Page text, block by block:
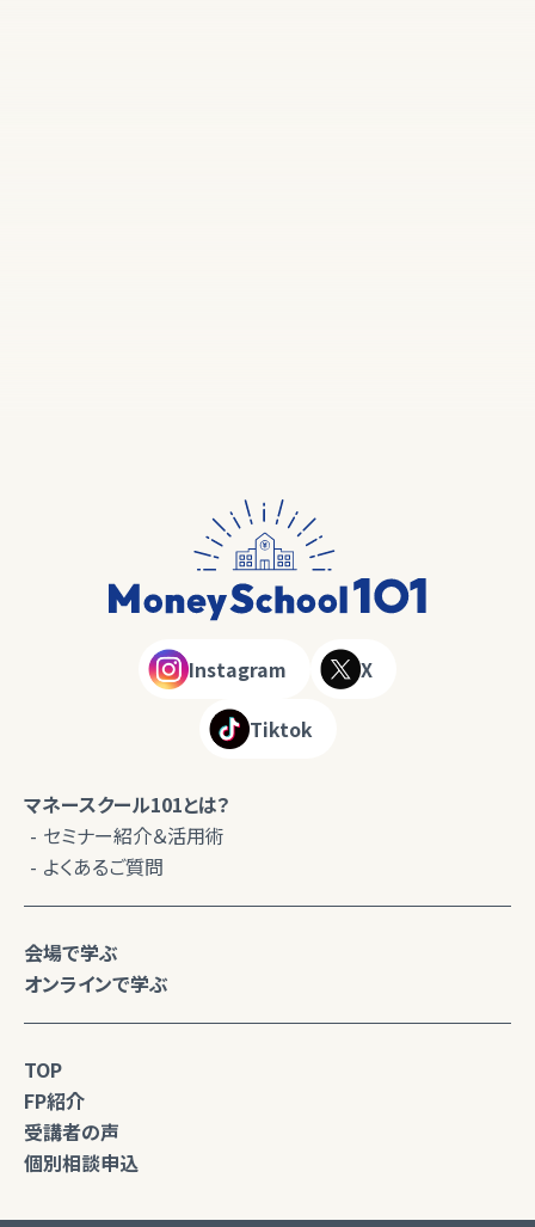
Instagram X
Tiktok
マネースクール101とは？
セミナー紹介＆活用術
よくあるご質問
会場で学ぶ
オンラインで学ぶ
TOP
FP紹介
受講者の声
個別相談申込